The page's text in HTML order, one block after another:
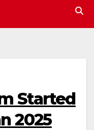
Started
2025